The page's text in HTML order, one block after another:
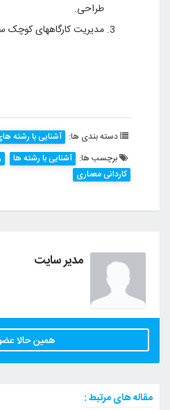
طراحی.
مدیریت کارگاههای کوچک
دسته بندی ها: آشنایی با رشته
برچسب ها: آشنایی با رشته ها
کاردانی معماری
مدیر سایت
همین حالا
مقاله های مرتبط :